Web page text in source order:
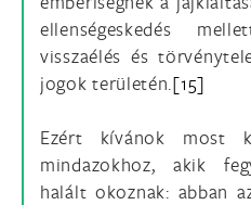
ellenségeskedés
visszaélés és
jogok területén.[15]
Ezért kívánok most
mindazokhoz, akik
halált okoznak: abban